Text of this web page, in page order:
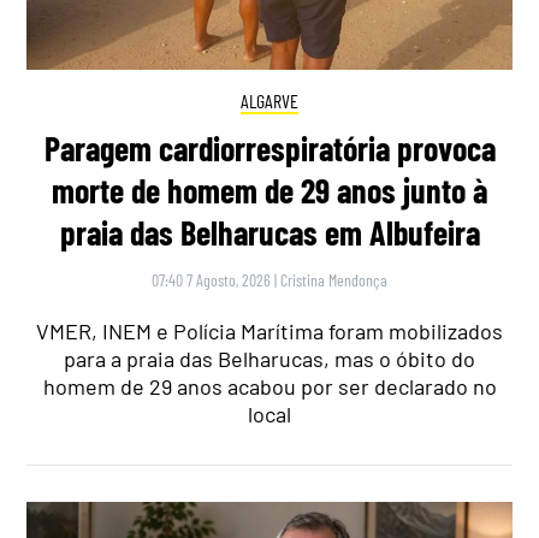
ALGARVE
Paragem cardiorrespiratória provoca
morte de homem de 29 anos junto à
praia das Belharucas em Albufeira
07:40 7 Agosto, 2026 | Cristina Mendonça
VMER, INEM e Polícia Marítima foram mobilizados
para a praia das Belharucas, mas o óbito do
homem de 29 anos acabou por ser declarado no
local